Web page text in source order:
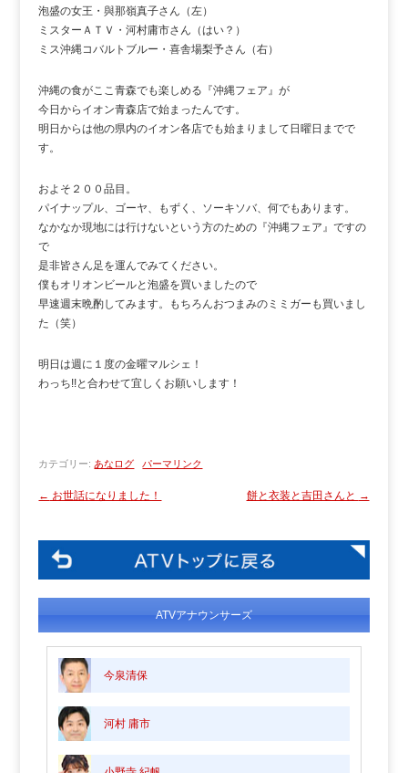
泡盛の女王・與那嶺真子さん（左）
ミスターＡＴＶ・河村庸市さん（はい？）
ミス沖縄コバルトブルー・喜舎場梨予さん（右）
沖縄の食がここ青森でも楽しめる『沖縄フェア』が
今日からイオン青森店で始まったんです。
明日からは他の県内のイオン各店でも始まりまして日曜日までで
す。
およそ２００品目。
パイナップル、ゴーヤ、もずく、ソーキソバ、何でもあります。
なかなか現地には行けないという方のための『沖縄フェア』ですの
で
是非皆さん足を運んでみてください。
僕もオリオンビールと泡盛を買いましたので
早速週末晩酌してみます。もちろんおつまみのミミガーも買いまし
た（笑）
明日は週に１度の金曜マルシェ！
わっち!!と合わせて宜しくお願いします！
カテゴリー: あなログ パーマリンク
← お世話になりました！ 餅と衣装と吉田さんと →
ATVアナウンサーズ
今泉清保
河村 庸市